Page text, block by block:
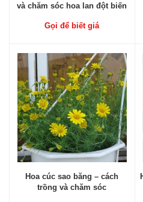
và chăm sóc hoa lan đột biến
Gọi để biết giá
Hoa cúc sao băng – cách
trồng và chăm sóc